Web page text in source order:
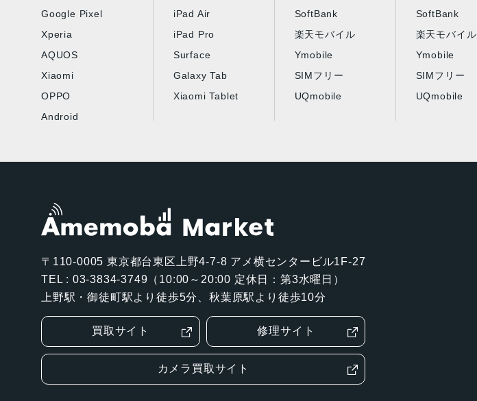
Google Pixel
Xperia
AQUOS
Xiaomi
OPPO
Android
iPad Air
iPad Pro
Surface
Galaxy Tab
Xiaomi Tablet
SoftBank
楽天モバイル
Ymobile
SIMフリー
UQmobile
SoftBank
楽天モバイル
Ymobile
SIMフリー
UQmobile
〒110-0005 東京都台東区上野4-7-8 アメ横センタービル1F-27
TEL : 03-3834-3749（10:00～20:00 定休日：第3水曜日）
上野駅・御徒町駅より徒歩5分、秋葉原駅より徒歩10分
買取サイト 修理サイト
カメラ買取サイト